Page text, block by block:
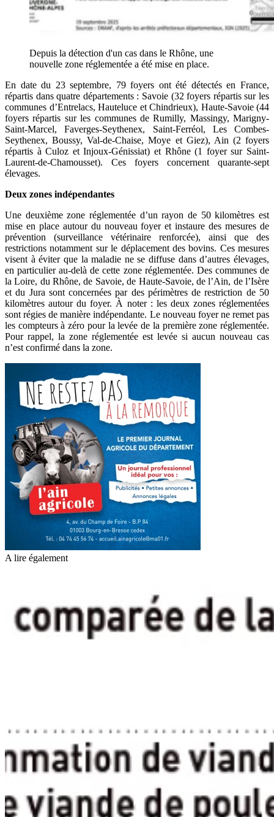
Depuis la détection d'un cas dans le Rhône, une
nouvelle zone réglementée a été mise en place.
En date du 23 septembre, 79 foyers ont été détectés en France,
répartis dans quatre départements : Savoie (32 foyers répartis sur les
communes d’Entrelacs, Hauteluce et Chindrieux), Haute-Savoie (44
foyers répartis sur les communes de Rumilly, Massingy, Marigny-
Saint-Marcel, Faverges-Seythenex, Saint-Ferréol, Les Combes-
Seythenex, Boussy, Val-de-Chaise, Moye et Giez), Ain (2 foyers
répartis à Culoz et Injoux-Génissiat) et Rhône (1 foyer sur Saint-
Laurent-de-Chamousset). Ces foyers concernent quarante-sept
élevages.
Deux zones indépendantes
Une deuxième zone réglementée d’un rayon de 50 kilomètres est
mise en place autour du nouveau foyer et instaure des mesures de
prévention (surveillance vétérinaire renforcée), ainsi que des
restrictions notamment sur le déplacement des bovins. Ces mesures
visent à éviter que la maladie ne se diffuse dans d’autres élevages,
en particulier au-delà de cette zone réglementée. Des communes de
la Loire, du Rhône, de Savoie, de Haute-Savoie, de l’Ain, de l’Isère
et du Jura sont concernées par des périmètres de restriction de 50
kilomètres autour du foyer. À noter : les deux zones réglementées
sont régies de manière indépendante. Le nouveau foyer ne remet pas
les compteurs à zéro pour la levée de la première zone réglementée.
Pour rappel, la zone réglementée est levée si aucun nouveau cas
n’est confirmé dans la zone.
A lire également